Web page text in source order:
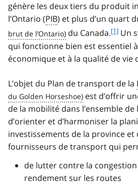
génère les deux tiers du produit
l’Ontario (PIB) et plus d’un quart
du Canada.f
o
t
o
t
e
1
[1] Un
qui fonctionne bien est essentiel
économique et à la qualité de vie
L’objet du Plan de transport de la
est d’offrir
de la mobilité dans l’ensemble
d’orienter et d’harmoniser la
investissements de la province et
fournisseurs de transport qui
de lutter contre la
rendement sur les routes